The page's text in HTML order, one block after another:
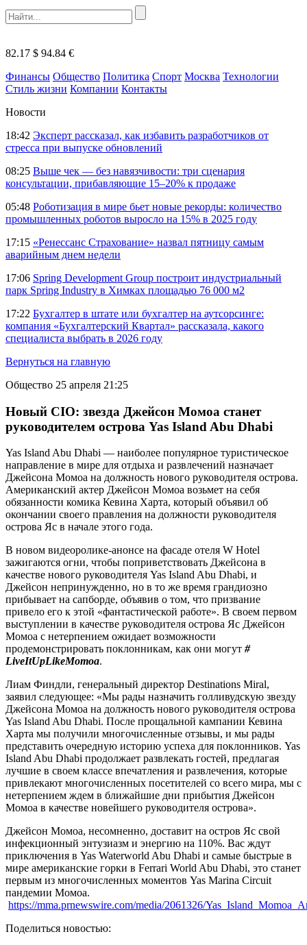
82.17 $ 94.84 €
Финансы Общество Политика Спорт Москва Технологии
Стиль жизни Компании Контакты
Новости
18:42 Эксперт рассказал, как избавить разработчиков от
стресса при выпуске обновлений
08:25 Выше чек — без навязчивости: три сценария
консультации, прибавляющие 15–20% к продаже
05:48 Роботизация в мире бьет новые рекорды: количество
промышленных роботов выросло на 15% в 2025 году
17:15 «Ренессанс Страхование» назвал пятницу самым
аварийным днем недели
17:06 Spring Development Group построит индустриальный
парк Spring Industry в Химках площадью 76 000 м2
17:22 Бухгалтер в штате или бухгалтер на аутсорсинге:
компания «Бухгалтерский Квартал» рассказала, какого
специалиста выбрать в 2026 году
Вернуться на главную
Общество 25 апреля 21:25
Новый CIO: звезда Джейсон Момоа станет
руководителем острова Yas Island Abu Dhabi
Yas Island Abu Dhabi — наиболее популярное туристическое
направление в мире для отдыха и развлечений назначает
Джейсона Момоа на должность нового руководителя острова.
Американский актер Джейсон Момоа возьмет на себя
обязанности комика Кевина Харта, который объявил об
окончании своего правления на должности руководителя
острова Яс в начале этого года.
В новом видеоролике-анонсе на фасаде отеля W Hotel
зажигаются огни, чтобы поприветствовать Джейсона в
качестве нового руководителя Yas Island Abu Dhabi, и
Джейсон непринужденно, но в то же время грандиозно
прибывает на сапборде, объявив о том, что призвание
привело его к этой «фантастической работе». В своем первом
выступлении в качестве руководителя острова Яс Джейсон
Момоа с нетерпением ожидает возможности
продемонстрировать поклонникам, как они могут #
LiveItUpLikeMomoa.
Лиам Финдли, генеральный директор Destinations Miral,
заявил следующее: «Мы рады назначить голливудскую звезду
Джейсона Момоа на должность нового руководителя острова
Yas Island Abu Dhabi. После прощальной кампании Кевина
Харта мы получили многочисленные отзывы, и мы рады
представить очередную историю успеха для поклонников. Yas
Island Abu Dhabi продолжает развлекать гостей, предлагая
лучшие в своем классе впечатления и развлечения, которые
привлекают многочисленных посетителей со всего мира, мы с
нетерпением ждем в ближайшие дни прибытия Джейсон
Момоа в качестве новейшего руководителя острова».
Джейсон Момоа, несомненно, доставит на остров Яс свой
инфекционный энтузиазм и энергию на 110%. Вас ждут
приключения в Yas Waterworld Abu Dhabi и самые быстрые в
мире американские горки в Ferrari World Abu Dhabi, это станет
первым из многочисленных моментов Yas Marina Circuit
пандемии Момоа.
https://mma.prnewswire.com/media/2061326/
Поделиться новостью: